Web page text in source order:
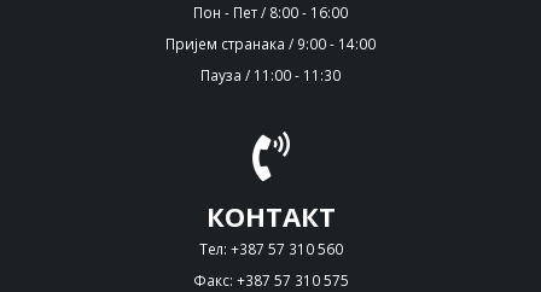
Пон - Пет / 8:00 - 16:00
Пријем странака / 9:00 - 14:00
Пауза / 11:00 - 11:30
КОНТАКТ
Тел: +387 57 310 560
Факс: +387 57 310 575